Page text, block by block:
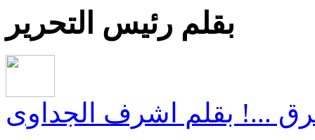
بقلم رئيس التحرير
...! بقلم اشرف الجداوى